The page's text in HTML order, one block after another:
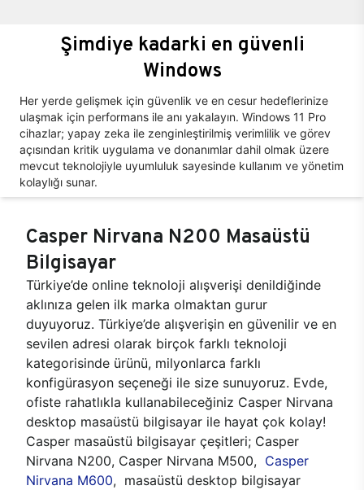
Şimdiye kadarki en güvenli
Windows
Her yerde gelişmek için güvenlik ve en cesur hedeflerinize
ulaşmak için performans ile anı yakalayın. Windows 11 Pro
cihazlar; yapay zeka ile zenginleştirilmiş verimlilik ve görev
açısından kritik uygulama ve donanımlar dahil olmak üzere
mevcut teknolojiyle uyumluluk sayesinde kullanım ve yönetim
kolaylığı sunar.
Casper Nirvana N200 Masaüstü
Bilgisayar
Türkiye’de online teknoloji alışverişi denildiğinde
aklınıza gelen ilk marka olmaktan gurur
duyuyoruz. Türkiye’de alışverişin en güvenilir ve en
sevilen adresi olarak birçok farklı teknoloji
kategorisinde ürünü, milyonlarca farklı
konfigürasyon seçeneği ile size sunuyoruz. Evde,
ofiste rahatlıkla kullanabileceğiniz Casper Nirvana
desktop masaüstü bilgisayar ile hayat çok kolay!
Casper masaüstü bilgisayar çeşitleri; Casper
Nirvana N200, Casper Nirvana M500, Casper
Nirvana M600, masaüstü desktop bilgisayar